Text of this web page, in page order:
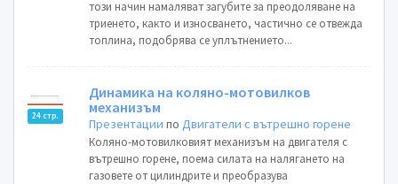
този начин намаляват загубите за преодоляване на
триенето, както и износването, частично се отвежда
топлина, подобрява се уплътнението...
24 стр.
Динамика на коляно-мотовилков
механизъм
Презентации поДвигатели с вътрешно горене
Коляно-мотовилковият механизъм на двигателя с
вътрешно горене, поема силата на налягането на
газовете от цилиндрите и преобразува